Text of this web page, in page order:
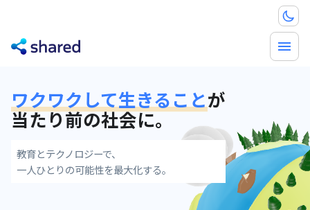
ワクワクして生きることが
当たり前の社会に。
教育とテクノロジーで、
一人ひとりの可能性を最大化する。